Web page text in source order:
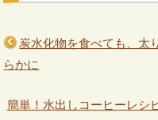
炭水化物を食べても、太
らかに
簡単！水出しコーヒーレシ